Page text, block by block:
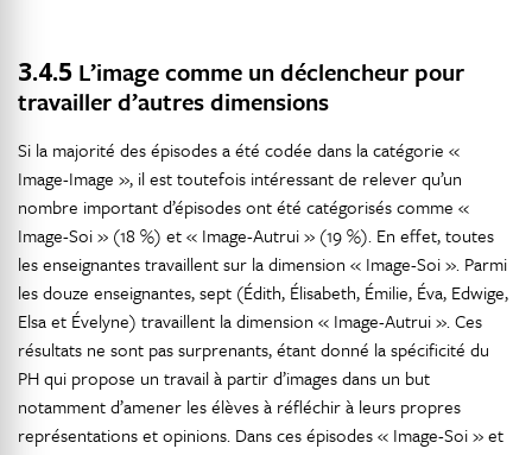
3.4.5 L’image comme un déclencheur pour
travailler d’autres dimensions
Si la majorité des épisodes a été codée dans la catégorie «
Image-Image », il est toutefois intéressant de relever qu’un
nombre important d’épisodes ont été catégorisés comme «
Image-Soi » (18 %) et « Image-Autrui » (19 %). En effet, toutes
les enseignantes travaillent sur la dimension « Image-Soi ». Parmi
les douze enseignantes, sept (Édith, Élisabeth, Émilie, Éva, Edwige,
Elsa et Évelyne) travaillent la dimension « Image-Autrui ». Ces
résultats ne sont pas surprenants, étant donné la spécificité du
PH qui propose un travail à partir d’images dans un but
notamment d’amener les élèves à réfléchir à leurs propres
représentations et opinions. Dans ces épisodes « Image-Soi » et